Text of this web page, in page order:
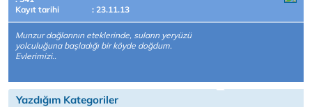
Kayıt tarihi
: 23.11.13
Munzur dağlarının eteklerinde, suların yeryüzü
yolculuğuna başladığı bir köyde doğdum.
Evlerimizi..
Yazdığım Kategoriler